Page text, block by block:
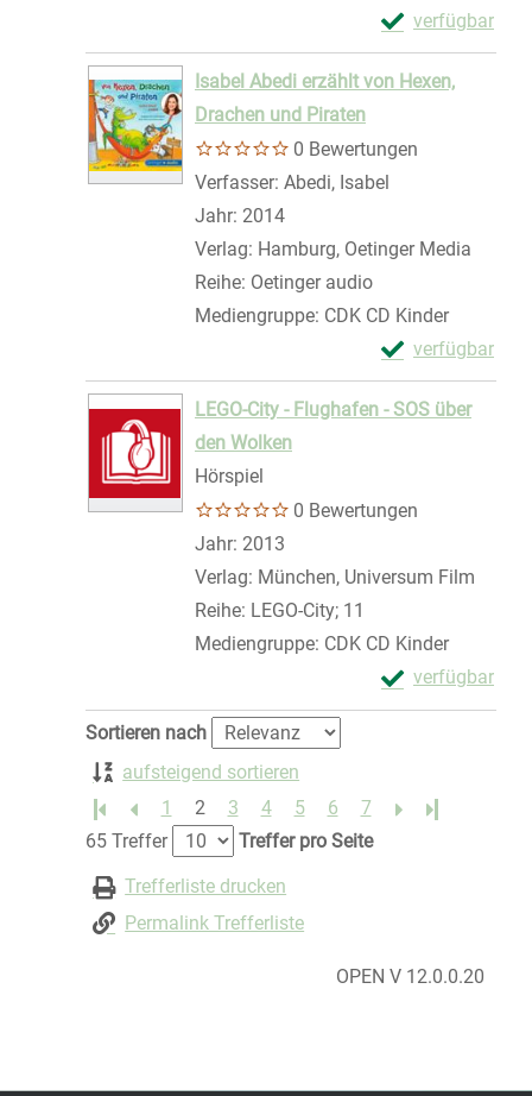
verfügbar
Exemplar-
Zum Download
Isabel Abedi erzählt von Hexen,
Drachen und Piraten
0 Bewertungen
Verfasser: Abedi, Isabel
Jahr: 2014
Verlag: Hamburg, Oetinger Media
Reihe: Oetinger audio
Mediengruppe: CDK CD Kinder
verfügbar
Exemplar-
Zum Download
LEGO-City - Flughafen - SOS über
den Wolken
Hörspiel
0 Bewertungen
Suche nach diesem Verfasser
Jahr: 2013
Verlag: München, Universum Film
Reihe: LEGO-City; 11
Mediengruppe: CDK CD Kinder
verfügbar
Exemplar-
Zum Download
Zu den Suchfiltern springen
Sortieren nach
aufsteigend sortieren
1
2 3 4 5 6 7
Letzte Seite
65 Treffer
Treffer pro Seite
Trefferliste drucken
Permalink Trefferliste
OPEN V 12.0.0.20